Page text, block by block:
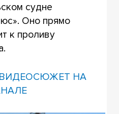
судне
Оно прямо
к проливу
НА